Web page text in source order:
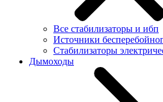
Все стабилизаторы и ибп
Источники
Стабилизаторы
Дымоходы